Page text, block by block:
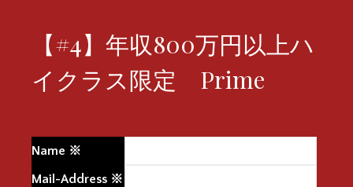
【#4】年収800万円以上ハ
イクラス限定 Prime
Name ※
Mail-Address ※